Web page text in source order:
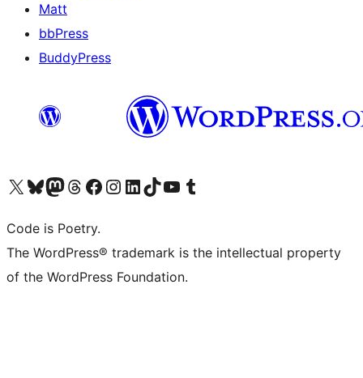
Matt
bbPress
BuddyPress
Navštivte náš účet na X (dříve Twitter)
Navštivte náš Bluesky účetNavštivte náš účet Mastodon
Navštivte náš Threads účetNavštivte naši stránku na Facebooku
Navštivte náš Instagram účetNavštivte náš LinkedIn účetNavštivte náš TikTok účetNavštivte náš YouTube kanálNavštivte náš Tumblr účet
Code is Poetry.
The WordPress® trademark is the intellectual property
of the WordPress Foundation.